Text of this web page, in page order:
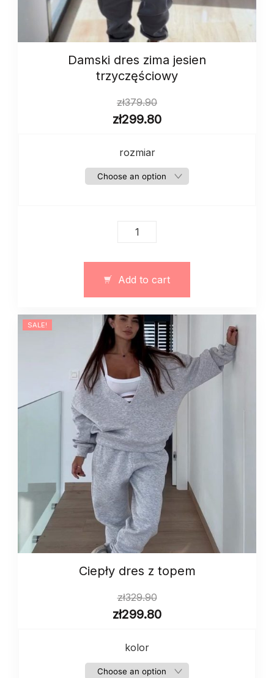
Damski dres zima jesien
trzyczęściowy
zł379.90
zł299.80
rozmiar
Damski
trzyczęściowy
quantity
Add to cart
SALE!
Сiepły dres z topem
zł329.90
zł299.80
kolor